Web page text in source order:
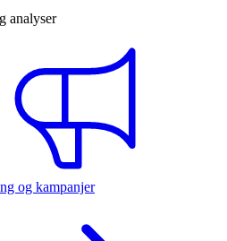
analyser
og kampanjer